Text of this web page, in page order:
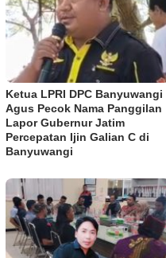
Ketua LPRI DPC Banyuwangi
Agus Pecok Nama Panggilan
Lapor Gubernur Jatim
Percepatan Ijin Galian C di
Banyuwangi